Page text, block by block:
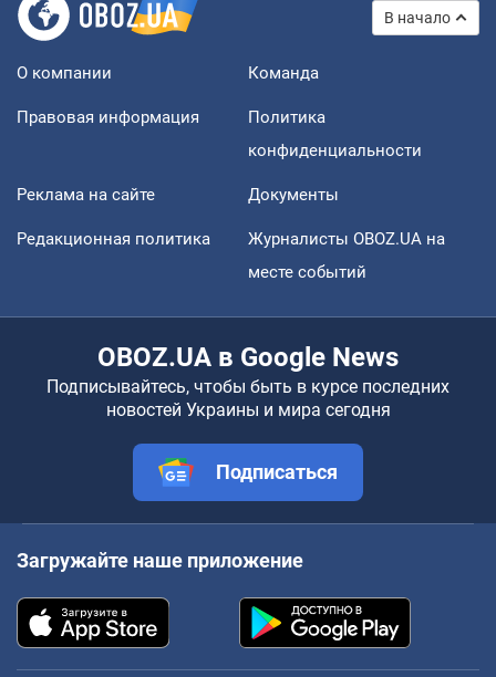
В начало
О компании Команда
Правовая информация
Политика
конфиденциальности
Реклама на сайте Документы
Редакционная политика
Журналисты OBOZ.UA на
месте событий
OBOZ.UA в Google News
Подписывайтесь, чтобы быть в курсе последних
новостей Украины и мира сегодня
Подписаться
Загружайте наше приложение